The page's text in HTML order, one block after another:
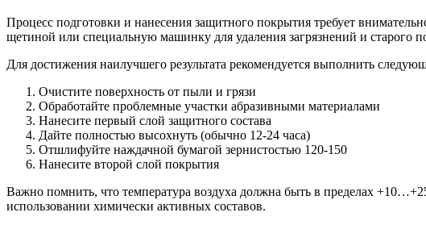
Процесс подготовки и нанесения защитного покрытия требует
щетиной или специальную машинку для удаления загрязнений и старого
Для достижения наилучшего результата рекомендуется выполнить
Очистите поверхность от пыли и грязи
Обработайте проблемные участки абразивными материалами
Нанесите первый слой защитного состава
Дайте полностью высохнуть (обычно 12-24 часа)
Отшлифуйте наждачной бумагой зернистостью 120-150
Нанесите второй слой покрытия
Важно помнить, что температура воздуха должна быть в пределах
использовании химически активных составов.